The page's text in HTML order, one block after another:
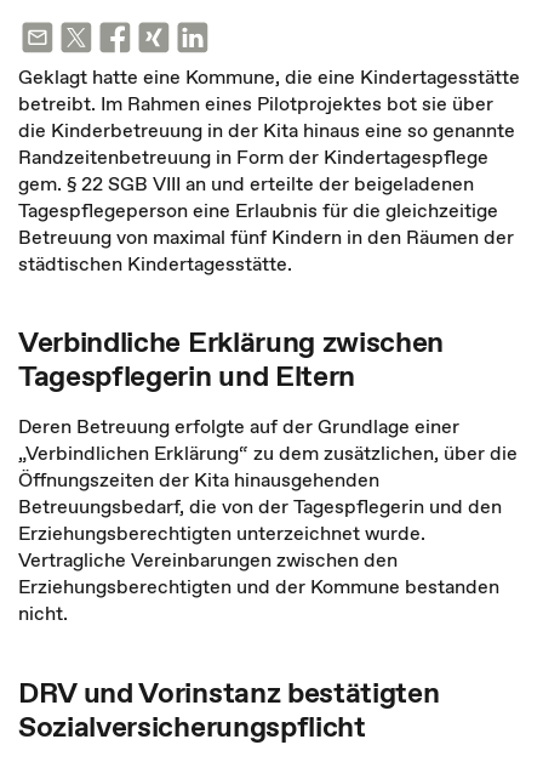
Geklagt hatte eine Kommune, die eine Kindertagesstätte
betreibt. Im Rahmen eines Pilotprojektes bot sie über
die Kinderbetreuung in der Kita hinaus eine so genannte
Randzeitenbetreuung in Form der Kindertagespflege
gem. § 22 SGB VIII an und erteilte der beigeladenen
Tagespflegeperson eine Erlaubnis für die gleichzeitige
Betreuung von maximal fünf Kindern in den Räumen der
städtischen Kindertagesstätte.
Verbindliche Erklärung zwischen
Tagespflegerin und Eltern
Deren Betreuung erfolgte auf der Grundlage einer
„Verbindlichen Erklärung“ zu dem zusätzlichen, über die
Öffnungszeiten der Kita hinausgehenden
Betreuungsbedarf, die von der Tagespflegerin und den
Erziehungsberechtigten unterzeichnet wurde.
Vertragliche Vereinbarungen zwischen den
Erziehungsberechtigten und der Kommune bestanden
nicht.
DRV und Vorinstanz bestätigten
Sozialversicherungspflicht